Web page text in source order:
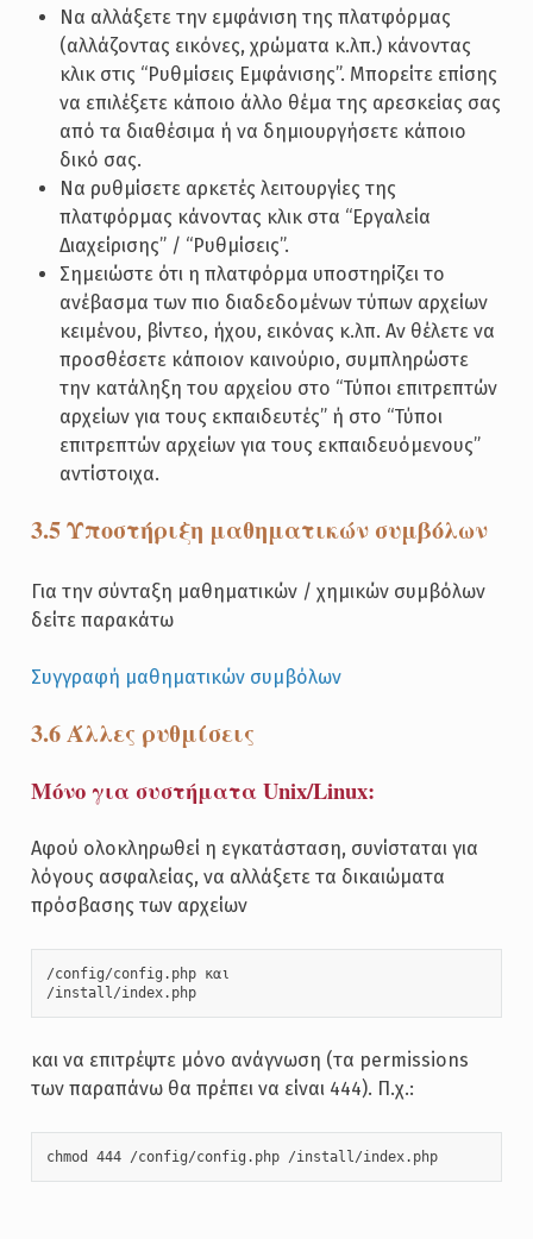
Να αλλάξετε την εμφάνιση της πλατφόρμας
(αλλάζοντας εικόνες, χρώματα κ.λπ.) κάνοντας
κλικ στις “Ρυθμίσεις Εμφάνισης”. Μπορείτε επίσης
να επιλέξετε κάποιο άλλο θέμα της αρεσκείας σας
από τα διαθέσιμα ή να δημιουργήσετε κάποιο
δικό σας.
Να ρυθμίσετε αρκετές λειτουργίες της
πλατφόρμας κάνοντας κλικ στα “Εργαλεία
Διαχείρισης” / “Ρυθμίσεις”.
Σημειώστε ότι η πλατφόρμα υποστηρίζει το
ανέβασμα των πιο διαδεδομένων τύπων αρχείων
κειμένου, βίντεο, ήχου, εικόνας κ.λπ. Αν θέλετε να
προσθέσετε κάποιον καινούριο, συμπληρώστε
την κατάληξη του αρχείου στο “Τύποι επιτρεπτών
αρχείων για τους εκπαιδευτές” ή στο “Τύποι
επιτρεπτών αρχείων για τους εκπαιδευόμενους”
αντίστοιχα.
3.5 Υποστήριξη μαθηματικών συμβόλων
Για την σύνταξη μαθηματικών / χημικών συμβόλων
δείτε παρακάτω
Συγγραφή μαθηματικών συμβόλων
3.6 Άλλες ρυθμίσεις
Μόνο για συστήματα Unix/Linux:
Αφού ολοκληρωθεί η εγκατάσταση, συνίσταται για
λόγους ασφαλείας, να αλλάξετε τα δικαιώματα
πρόσβασης των αρχείων
/config/config.php και
/install/index.php
και να επιτρέψτε μόνο ανάγνωση (τα permissions
των παραπάνω θα πρέπει να είναι 444). Π.χ.:
chmod 444 /config/config.php /install/index.php